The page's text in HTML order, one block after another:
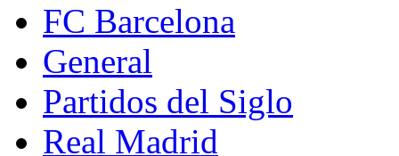
FC Barcelona
General
Partidos del Siglo
Real Madrid